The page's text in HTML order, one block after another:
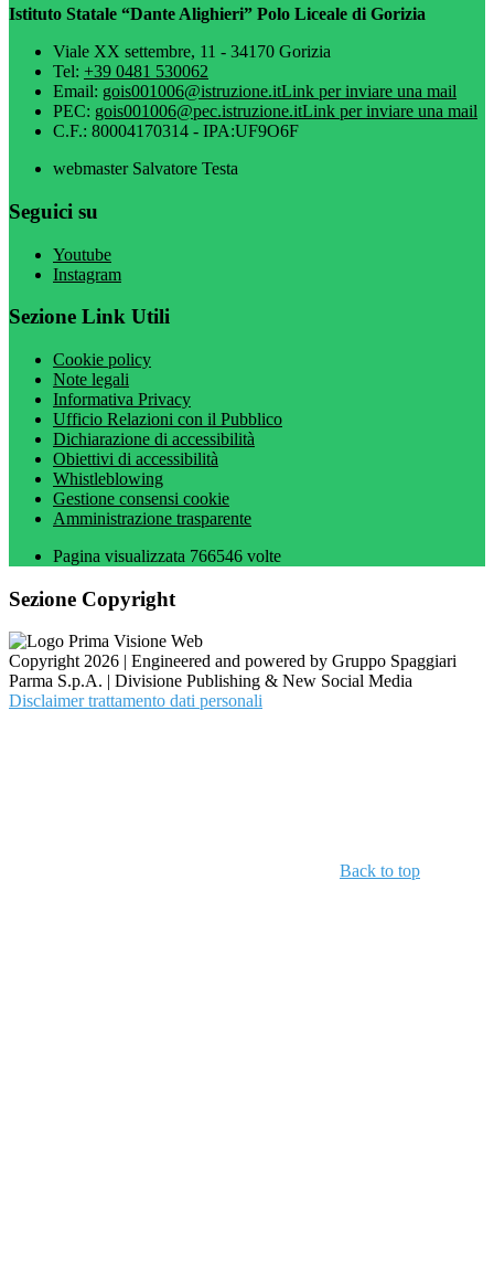
Istituto Statale “Dante Alighieri” Polo Liceale di Gorizia
Viale XX settembre, 11 - 34170 Gorizia
Tel: +39 0481 530062
Email: gois001006@istruzione.itLink per inviare una mail
PEC: gois001006@pec.istruzione.itLink per inviare una mail
C.F.: 80004170314 - IPA:UF9O6F
webmaster Salvatore Testa
Seguici su
Youtube
Instagram
Sezione Link Utili
Cookie policy
Note legali
Informativa Privacy
Ufficio Relazioni con il Pubblico
Dichiarazione di accessibilità
Obiettivi di accessibilità
Whistleblowing
Gestione consensi cookie
Amministrazione trasparente
Pagina visualizzata 766546 volte
Sezione Copyright
Copyright 2026 | Engineered and powered by Gruppo Spaggiari
Parma S.p.A. | Divisione Publishing & New Social Media
Disclaimer trattamento dati personali
Back to top